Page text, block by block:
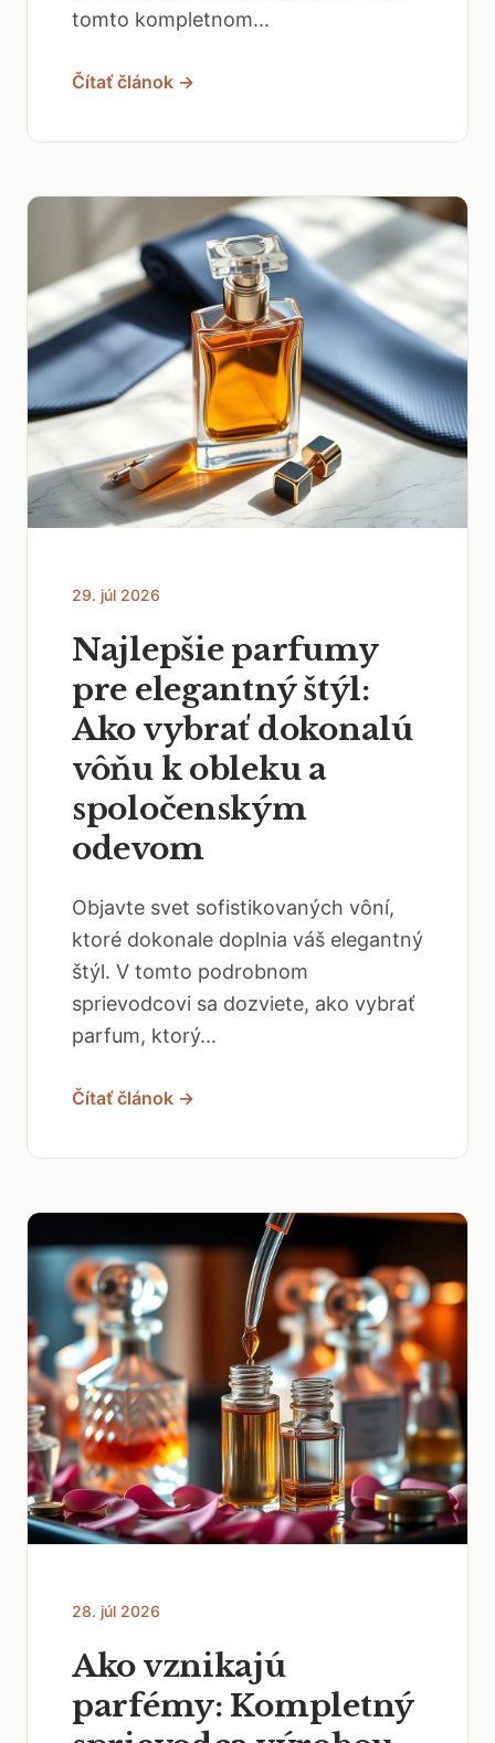
tomto kompletnom...
Čítať článok →
29. júl 2026
Najlepšie parfumy
pre elegantný štýl:
Ako vybrať dokonalú
vôňu k obleku a
spoločenským
odevom
Objavte svet sofistikovaných vôní,
ktoré dokonale doplnia váš elegantný
štýl. V tomto podrobnom
sprievodcovi sa dozviete, ako vybrať
parfum, ktorý...
Čítať článok →
28. júl 2026
Ako vznikajú
parfémy: Kompletný